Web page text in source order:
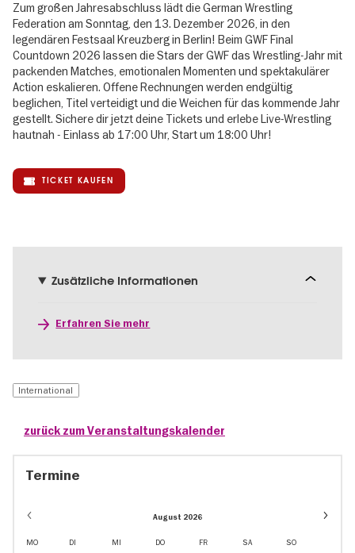
Zum großen Jahresabschluss lädt die German Wrestling
Federation am Sonntag, den 13. Dezember 2026, in den
legendären Festsaal Kreuzberg in Berlin! Beim GWF Final
Countdown 2026 lassen die Stars der GWF das Wrestling-Jahr mit
packenden Matches, emotionalen Momenten und spektakulärer
Action eskalieren. Offene Rechnungen werden endgültig
beglichen, Titel verteidigt und die Weichen für das kommende Jahr
gestellt. Sichere dir jetzt deine Tickets und erlebe Live-Wrestling
hautnah - Einlass ab 17:00 Uhr, Start um 18:00 Uhr!
TICKET KAUFEN
Zusätzliche Informationen
Erfahren Sie mehr
International
zurück zum Veranstaltungskalender
Termine
August 2026
Event
MO DI MI DO FR SA SO